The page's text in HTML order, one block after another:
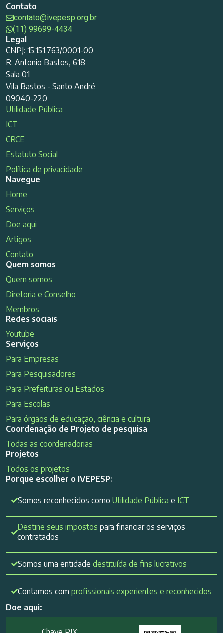
Contato
contato@ivepesp.org.br
(11) 99699-4434
Legal
CNPJ: 15.151.763/0001-00
R. Antonio Bastos, 618
Sala 01
Vila Bastos - Santo André
09040-220
Utilidade Pública
ICT
CRCE
Estatuto Social
Política de privacidade
Navegue
Home
Serviços
Doe aqui
Artigos
Contato
Quem somos
Quem somos
Diretoria e Conselho
Membros
Redes sociais
Youtube
Serviços
Para Empresas
Para Pesquisadores
Para Prefeituras ou Estados
Para Escolas
Para órgãos de educação, ciência e cultura
Coordenação de Projeto de pesquisa
Todas as coordenadorias
Projetos
Todos os projetos
Porque escolher o IVEPESP:
Somos reconhecidos como Utilidade Pública e ICT
Destine seus impostos para financiar os serviços
contratados
Somos uma entidade destituída de fins lucrativos
Contamos com profissionais experientes e reconhecidos
Doe aqui: